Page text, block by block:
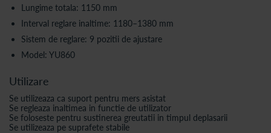
Lungime totala: 1150 mm
Interval reglare inaltime: 1180–1380 mm
Sistem de reglare: 9 pozitii de ajustare
Model: YU860
Utilizare
Se utilizeaza ca suport pentru mers asistat
Se regleaza inaltimea in functie de utilizator
Se foloseste pentru sustinerea greutatii in timpul deplasarii
Se utilizeaza pe suprafete stabile